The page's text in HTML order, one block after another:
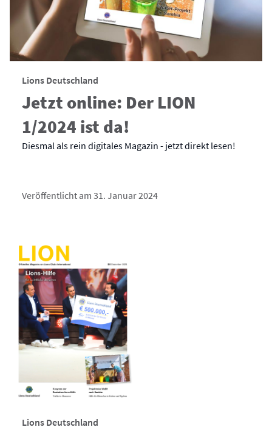
Lions Deutschland
Jetzt online: Der LION
1/2024 ist da!
Diesmal als rein digitales Magazin - jetzt direkt lesen!
Veröffentlicht am 31. Januar 2024
Lions Deutschland